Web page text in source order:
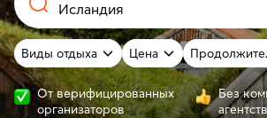
Виды отдыха Цена
От верифицированных
организаторов
Без
агентств